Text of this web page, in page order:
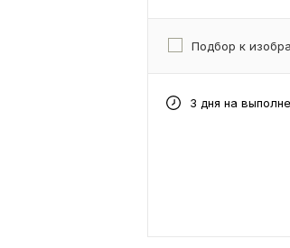
Подбор к
3 дня на